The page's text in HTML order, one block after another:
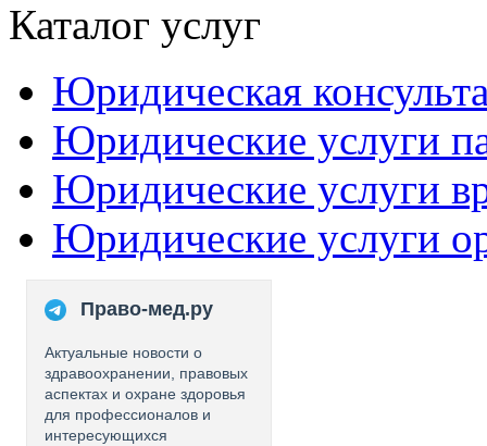
Каталог услуг
Юридическая
Юридические услуги
Юридические услуги
Юридические услуги
Право-мед.ру
Актуальные новости о
здравоохранении, правовых
аспектах и охране здоровья
для профессионалов и
интересующихся